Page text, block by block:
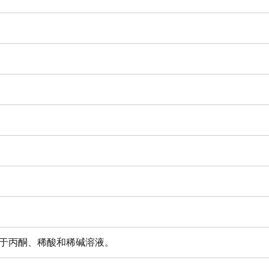
丙酮、稀酸和稀碱溶液。